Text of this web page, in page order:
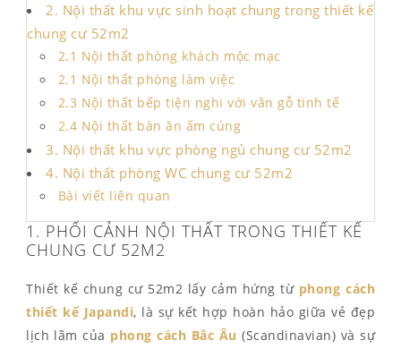
2. Nội thất khu vực sinh hoạt chung trong thiết kế
chung cư 52m2
2.1 Nội thất phòng khách mộc mạc
2.1 Nội thất phòng làm việc
2.3 Nội thất bếp tiện nghi với vân gỗ tinh tế
2.4 Nội thất bàn ăn ấm cúng
3. Nội thất khu vực phòng ngủ chung cư 52m2
4. Nội thất phòng WC chung cư 52m2
Bài viết liên quan
1. PHỐI CẢNH NỘI THẤT TRONG THIẾT KẾ
CHUNG CƯ 52M2
Thiết kế chung cư 52m2 lấy cảm hứng từ phong cách
thiết kế Japandi, là sự kết hợp hoàn hảo giữa vẻ đẹp
lịch lãm của phong cách Bắc Âu (Scandinavian) và sự